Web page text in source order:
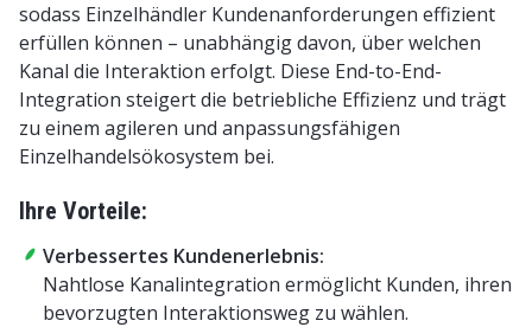
sodass Einzelhändler Kundenanforderungen effizient
erfüllen können – unabhängig davon, über welchen
Kanal die Interaktion erfolgt. Diese End-to-End-
Integration steigert die betriebliche Effizienz und trägt
zu einem agileren und anpassungsfähigen
Einzelhandelsökosystem bei.
Ihre Vorteile:
Verbessertes Kundenerlebnis:
Nahtlose Kanalintegration ermöglicht Kunden, ihren
bevorzugten Interaktionsweg zu wählen.